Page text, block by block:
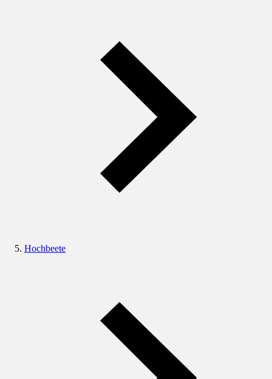
Hochbeete